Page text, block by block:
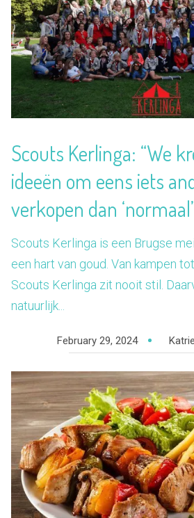
Scouts Kerlinga: “We
ideeën om eens iets
verkopen dan
Scouts Kerlinga is een Brugse
een hart van goud. Van kampen
Scouts Kerlinga zit nooit stil.
natuurlijk...
February 29, 2024